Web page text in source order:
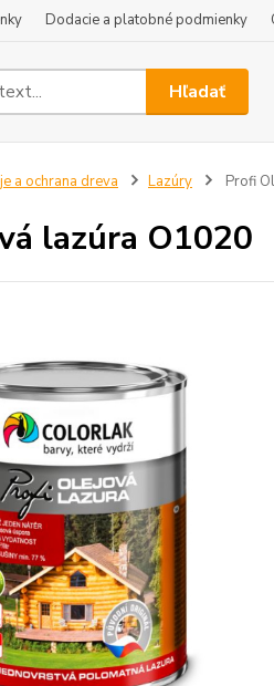
Dodacie a platobné podmienky
Hľadať
a ochrana dreva Lazúry Profi
lazúra O1020